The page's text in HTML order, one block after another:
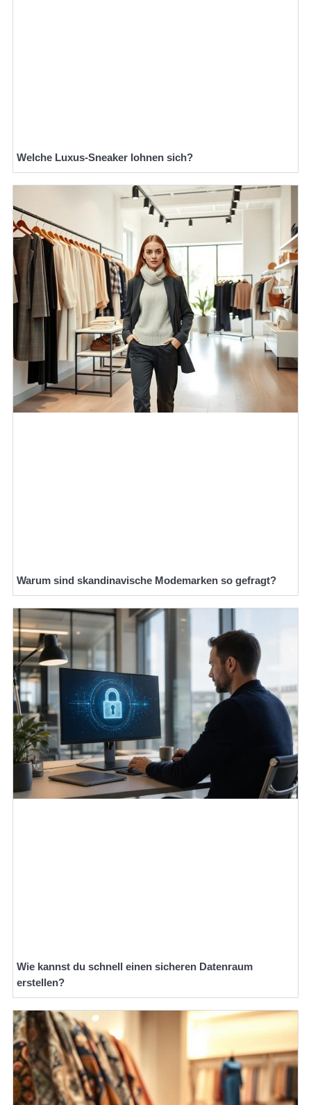
Welche Luxus-Sneaker lohnen sich?
Warum sind skandinavische Modemarken so gefragt?
Wie kannst du schnell einen sicheren Datenraum
erstellen?